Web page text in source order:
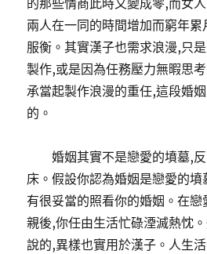
的那些情商此時又變成零,而女
兩人在一同的時間增加而窮年
服衡。其實漢子也需求浪漫,只
製作,或是因為任務壓力無暇思
承當起製作浪漫的重任,這段婚
的。
婚姻其實不是戀愛的墳墓,反
床。假設你認為婚姻是戀愛的
有很妥當的照看你的婚姻。在
親後,你任由生活忙碌湮滅熱忱
說的,異樣也實用於漢子。人生